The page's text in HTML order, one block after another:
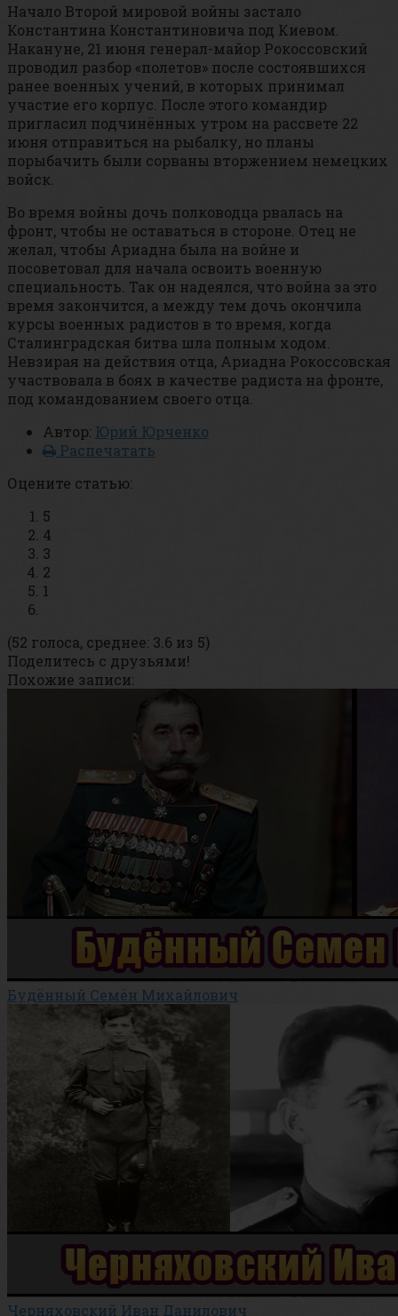
Начало Второй мировой войны застало
Константина Константиновича под Киевом.
Накануне, 21 июня генерал-майор Рокоссовский
проводил разбор «полетов» после состоявшихся
ранее военных учений, в которых принимал
участие его корпус. После этого командир
пригласил подчинённых утром на рассвете 22
июня отправиться на рыбалку, но планы
порыбачить были сорваны вторжением немецких
войск.
Во время войны дочь полководца рвалась на
фронт, чтобы не оставаться в стороне. Отец не
желал, чтобы Ариадна была на войне и
посоветовал для начала освоить военную
специальность. Так он надеялся, что война за это
время закончится, а между тем дочь окончила
курсы военных радистов в то время, когда
Сталинградская битва шла полным ходом.
Невзирая на действия отца, Ариадна Рокоссовская
участвовала в боях в качестве радиста на фронте,
под командованием своего отца.
Автор: Юрий Юрченко
Распечатать
Оцените статью:
5
4
3
2
1
(52 голоса, среднее: 3.6 из 5)
Поделитесь с друзьями!
Похожие записи:
Будённый Семён Михайлович
Черняховский Иван Данилович